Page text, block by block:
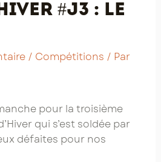
#J3 : le
/ Compétitions / Par
pour la troisième
qui s’est soldée par
défaites pour nos